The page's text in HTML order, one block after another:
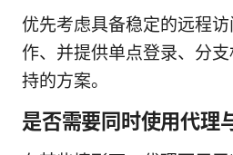
优先考虑具备稳定的远程
作、并提供单点登录、分
持的方案。
是否需要同时使用代理